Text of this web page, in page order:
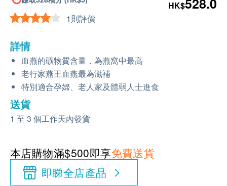
1則評價
HK$
詳情
血燕的礦物質含量，為燕窩中最高
老行家燕王血燕最為滋補
特別適合孕婦、老人家及體弱人士進食
送貨
1 至 3 個工作天內發貨
本店購物滿$500即享免費送貨
即睇全店產品